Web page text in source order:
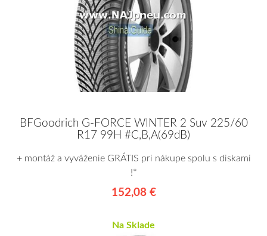
BFGoodrich G-FORCE WINTER 2 Suv 225/60
R17 99H #C,B,A(69dB)
+ montáž a vyváženie GRÁTIS pri nákupe spolu s diskami
!*
152,08 €
Na Sklade